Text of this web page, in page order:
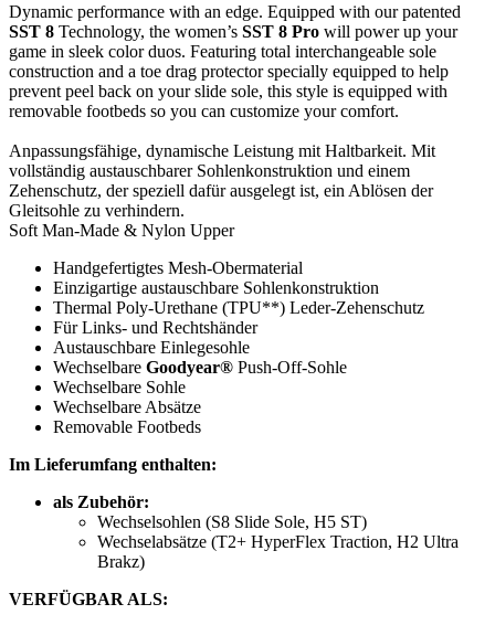
Dynamic performance with an edge. Equipped with our patented
SST 8 Technology, the women’s SST 8 Pro will power up your
game in sleek color duos. Featuring total interchangeable sole
construction and a toe drag protector specially equipped to help
prevent peel back on your slide sole, this style is equipped with
removable footbeds so you can customize your comfort.
Anpassungsfähige, dynamische Leistung mit Haltbarkeit. Mit
vollständig austauschbarer Sohlenkonstruktion und einem
Zehenschutz, der speziell dafür ausgelegt ist, ein Ablösen der
Gleitsohle zu verhindern.
Soft Man-Made & Nylon Upper
Handgefertigtes Mesh-Obermaterial
Einzigartige austauschbare Sohlenkonstruktion
Thermal Poly-Urethane (TPU**) Leder-Zehenschutz
Für Links- und Rechtshänder
Austauschbare Einlegesohle
Wechselbare Goodyear® Push-Off-Sohle
Wechselbare Sohle
Wechselbare Absätze
Removable Footbeds
Im Lieferumfang enthalten:
als Zubehör:
Wechselsohlen (S8 Slide Sole, H5 ST)
Wechselabsätze (T2+ HyperFlex Traction, H2 Ultra
Brakz)
VERFÜGBAR ALS: